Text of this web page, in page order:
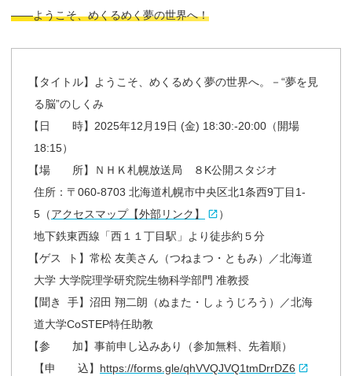
――ようこそ、めくるめく夢の世界へ！
【 タイトル】ようこそ、めくるめく夢の世界へ。－“夢を見
る脳”のしくみ
【 日 時】2025年12月19日 (金) 18:30:‑20:00（開場
18:15）
【場 所】ＮＨＫ札幌放送局 ８K公開スタジオ
住所：〒060-8703 北海道札幌市中央区北1条西9丁目1-
5（アクセスマップ【外部リンク】
）
地下鉄東西線「西１１丁目駅」より徒歩約５分
【ゲス ト】常松 友美さん（つねまつ・ともみ）／北海道
大学 大学院理学研究院生物科学部門 准教授
【聞き 手】沼田 翔二朗（ぬまた・しょうじろう）／北海
道大学CoSTEP特任助教
【参 加】事前申し込みあり（参加無料、先着順）
【申 込】 https://forms.gle/qhVVQJVQ1tmDrrDZ6